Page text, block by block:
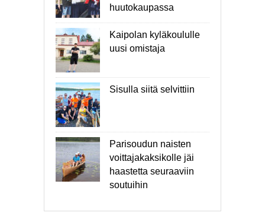
huutokaupassa
Kaipolan kyläkoululle
uusi omistaja
Sisulla siitä selvittiin
Parisoudun naisten
voittajakaksikolle jäi
haastetta seuraaviin
soutuihin